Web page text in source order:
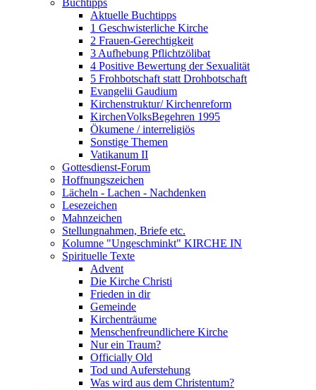
Buchtipps
Aktuelle Buchtipps
1 Geschwisterliche Kirche
2 Frauen-Gerechtigkeit
3 Aufhebung Pflichtzölibat
4 Positive Bewertung der Sexualität
5 Frohbotschaft statt Drohbotschaft
Evangelii Gaudium
Kirchenstruktur/ Kirchenreform
KirchenVolksBegehren 1995
Ökumene / interreligiös
Sonstige Themen
Vatikanum II
Gottesdienst-Forum
Hoffnungszeichen
Lächeln - Lachen - Nachdenken
Lesezeichen
Mahnzeichen
Stellungnahmen, Briefe etc.
Kolumne "Ungeschminkt" KIRCHE IN
Spirituelle Texte
Advent
Die Kirche Christi
Frieden in dir
Gemeinde
Kirchenträume
Menschenfreundlichere Kirche
Nur ein Traum?
Officially Old
Tod und Auferstehung
Was wird aus dem Christentum?